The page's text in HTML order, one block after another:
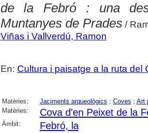
de la Febró : una
Muntanyes de Prades/
Viñas i Vallverdú, Ramon
En: Cultura i paisatge a la ruta del
Matèries: Jaciments arqueològics ; Coves ; Art
Matèries:
Cova d'en Peixet de la
Àmbit: Febró, la